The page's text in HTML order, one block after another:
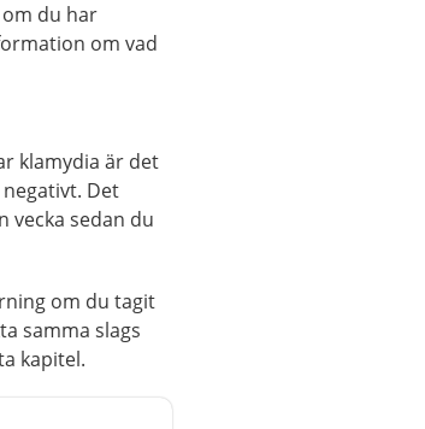
du har
om vad
klamydia är det
Det
vecka sedan du
om du tagit
samma slags
kapitel.